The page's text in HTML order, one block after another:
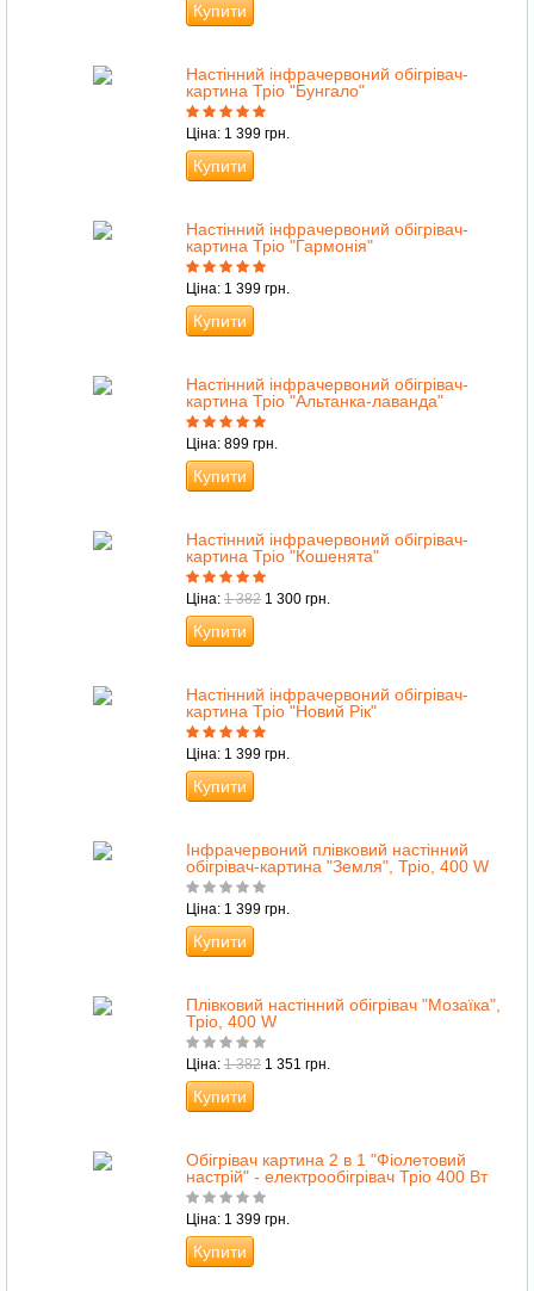
Купити
Настінний інфрачервоний обігрівач-
картина Тріо "Бунгало"
Ціна: 1 399 грн.
Купити
Настінний інфрачервоний обігрівач-
картина Тріо "Гармонія"
Ціна: 1 399 грн.
Купити
Настінний інфрачервоний обігрівач-
картина Тріо "Альтанка-лаванда"
Ціна: 899 грн.
Купити
Настінний інфрачервоний обігрівач-
картина Тріо "Кошенята"
Ціна: 1 382 1 300 грн.
Купити
Настінний інфрачервоний обігрівач-
картина Тріо "Новий Рік"
Ціна: 1 399 грн.
Купити
Інфрачервоний плівковий настінний
обігрівач-картина "Земля", Тріо, 400 W
Ціна: 1 399 грн.
Купити
Плівковий настінний обігрівач "Мозаїка",
Тріо, 400 W
Ціна: 1 382 1 351 грн.
Купити
Обігрівач картина 2 в 1 "Фіолетовий
настрій" - електрообігрівач Тріо 400 Вт
Ціна: 1 399 грн.
Купити